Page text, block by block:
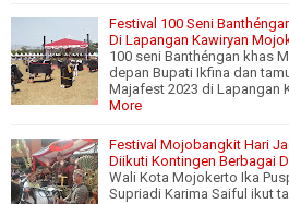
Festival 100 Seni
Di Lapangan Kawiryan
100 seni Banthéngan khas
depan Bupati Ikfina dan
Majafest 2023 di Lapangan
More
Festival Mojobangkit Hari
Diikuti Kontingen Berbagai
Wali Kota Mojokerto Ika
Supriadi Karima Saiful ikut